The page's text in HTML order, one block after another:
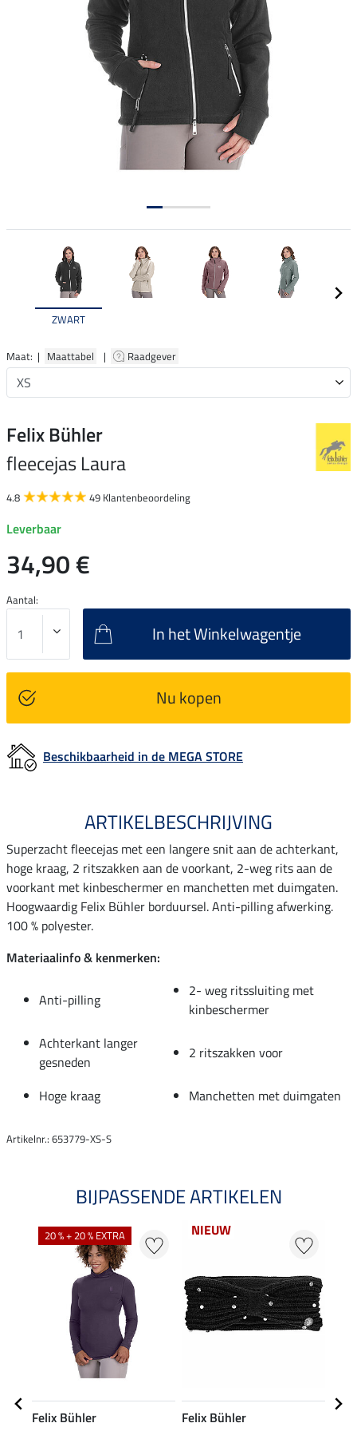
ZWART
Maat: | Maattabel | Raadgever
Felix Bühler
fleecejas Laura
4.8 49 Klantenbeoordeling
Leverbaar
34,90 €
Aantal:
In het Winkelwagentje
Nu kopen
Beschikbaarheid in de MEGA STORE
ARTIKELBESCHRIJVING
Superzacht fleecejas met een langere snit aan de achterkant,
hoge kraag, 2 ritszakken aan de voorkant, 2-weg rits aan de
voorkant met kinbeschermer en manchetten met duimgaten.
Hoogwaardig Felix Bühler borduursel. Anti-pilling afwerking.
100 % polyester.
Materiaalinfo & kenmerken:
Anti-pilling
2- weg ritssluiting met
kinbeschermer
Achterkant langer
gesneden
2 ritszakken voor
Hoge kraag Manchetten met duimgaten
Artikelnr.: 653779-XS-S
BIJPASSENDE ARTIKELEN
20 % + 20 % EXTRA
Felix Bühler
NIEUW
Felix Bühler